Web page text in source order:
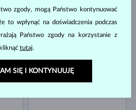
100 zł
ŻÓŁTE ZŁOTO
DIAMENT
3 980 zł
zgody, mogą Państwo kontynuować
to wpłynąć na doświadczenia podczas
Państwo zgody na korzystanie z
tutaj.
SIĘ I KONTYNUUJĘ